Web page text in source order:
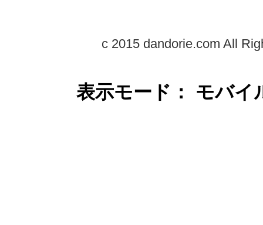
c 2015 dandorie.com All
表示モード： モバ